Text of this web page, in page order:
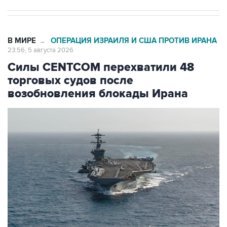
В МИРЕ → ОПЕРАЦИЯ ИЗРАИЛЯ И США ПРОТИВ ИРАНА
23:56, 5 августа 2026
Силы CENTCOM перехватили 48
торговых судов после
возобновления блокады Ирана